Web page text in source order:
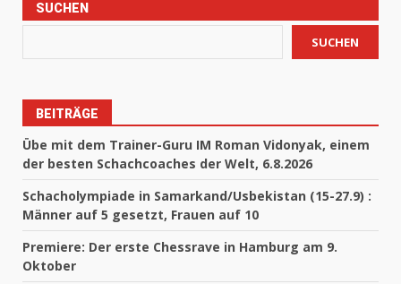
SUCHEN
SUCHEN
BEITRÄGE
Übe mit dem Trainer-Guru IM Roman Vidonyak, einem
der besten Schachcoaches der Welt, 6.8.2026
Schacholympiade in Samarkand/Usbekistan (15-27.9) :
Männer auf 5 gesetzt, Frauen auf 10
Premiere: Der erste Chessrave in Hamburg am 9.
Oktober